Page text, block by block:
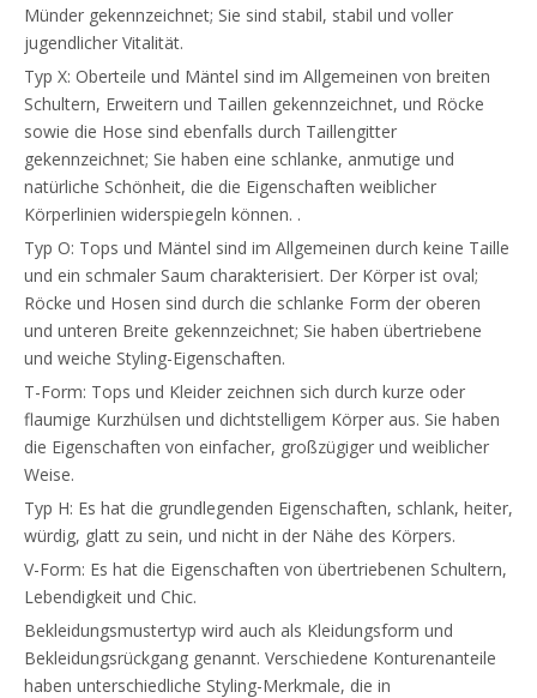
Münder gekennzeichnet; Sie sind stabil, stabil und voller
jugendlicher Vitalität.
Typ X: Oberteile und Mäntel sind im Allgemeinen von breiten
Schultern, Erweitern und Taillen gekennzeichnet, und Röcke
sowie die Hose sind ebenfalls durch Taillengitter
gekennzeichnet; Sie haben eine schlanke, anmutige und
natürliche Schönheit, die die Eigenschaften weiblicher
Körperlinien widerspiegeln können. .
Typ O: Tops und Mäntel sind im Allgemeinen durch keine Taille
und ein schmaler Saum charakterisiert. Der Körper ist oval;
Röcke und Hosen sind durch die schlanke Form der oberen
und unteren Breite gekennzeichnet; Sie haben übertriebene
und weiche Styling-Eigenschaften.
T-Form: Tops und Kleider zeichnen sich durch kurze oder
flaumige Kurzhülsen und dichtstelligem Körper aus. Sie haben
die Eigenschaften von einfacher, großzügiger und weiblicher
Weise.
Typ H: Es hat die grundlegenden Eigenschaften, schlank, heiter,
würdig, glatt zu sein, und nicht in der Nähe des Körpers.
V-Form: Es hat die Eigenschaften von übertriebenen Schultern,
Lebendigkeit und Chic.
Bekleidungsmustertyp wird auch als Kleidungsform und
Bekleidungsrückgang genannt. Verschiedene Konturenanteile
haben unterschiedliche Styling-Merkmale, die in